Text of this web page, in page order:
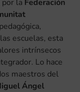
por la Federación
escuelas, esta
intrínsecos
Lo hace
maestros del
Ángel